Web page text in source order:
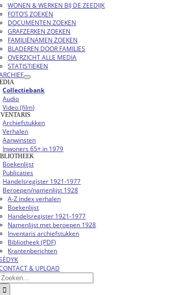
WONEN & WERKEN BIJ DE ZEEDIJK
FOTO’S ZOEKEN
DOCUMENTEN ZOEKEN
GRAFZERKEN ZOEKEN
FAMILIENAMEN ZOEKEN
BLADEREN DOOR FAMILIES
OVERZICHT ALLE MEDIA
STATISTIEKEN
Collectiebank
Audio
Video (film)
Archiefstukken
Verhalen
Aanwinsten
Inwoners 65+ in 1979
Boekenlijst
Publicaties
Handelsregister 1921-1977
Beroepen/namenlijst 1928
A-Z index verhalen
Boekenlijst
Handelsregister 1921-1977
Namenlijst met beroepen 1928
Inventaris archiefstukken
Bibliotheek (PDF)
Krantenberichten
& UPLOAD